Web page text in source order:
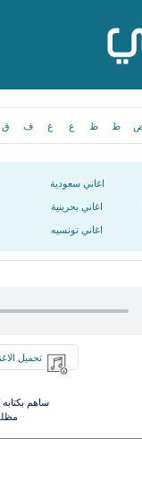
ط ظ ع غ ف ق
اغاني سعودية
اغاني بحرينية
اغاني تونسيه
تحميل
ساهم بكتابه